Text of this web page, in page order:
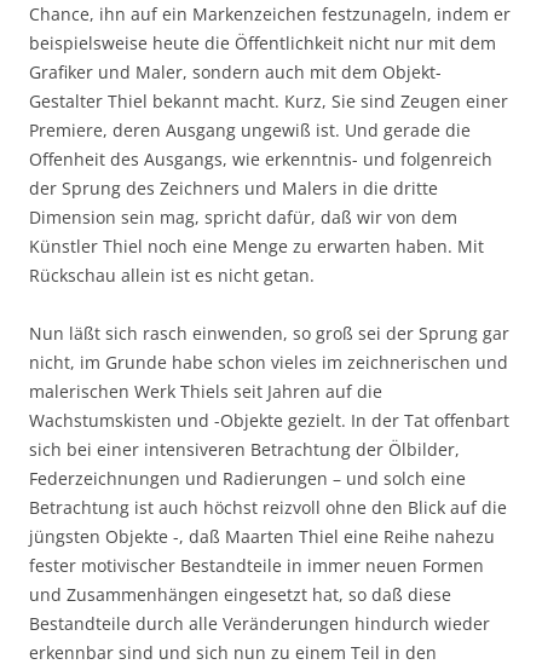
Chance, ihn auf ein Markenzeichen festzunageln, indem er
beispielsweise heute die Öffentlichkeit nicht nur mit dem
Grafiker und Maler, sondern auch mit dem Objekt-
Gestalter Thiel bekannt macht. Kurz, Sie sind Zeugen einer
Premiere, deren Ausgang ungewiß ist. Und gerade die
Offenheit des Ausgangs, wie erkenntnis- und folgenreich
der Sprung des Zeichners und Malers in die dritte
Dimension sein mag, spricht dafür, daß wir von dem
Künstler Thiel noch eine Menge zu erwarten haben. Mit
Rückschau allein ist es nicht getan.
Nun läßt sich rasch einwenden, so groß sei der Sprung gar
nicht, im Grunde habe schon vieles im zeichnerischen und
malerischen Werk Thiels seit Jahren auf die
Wachstumskisten und -Objekte gezielt. In der Tat offenbart
sich bei einer intensiveren Betrachtung der Ölbilder,
Federzeichnungen und Radierungen – und solch eine
Betrachtung ist auch höchst reizvoll ohne den Blick auf die
jüngsten Objekte -, daß Maarten Thiel eine Reihe nahezu
fester motivischer Bestandteile in immer neuen Formen
und Zusammenhängen eingesetzt hat, so daß diese
Bestandteile durch alle Veränderungen hindurch wieder
erkennbar sind und sich nun zu einem Teil in den